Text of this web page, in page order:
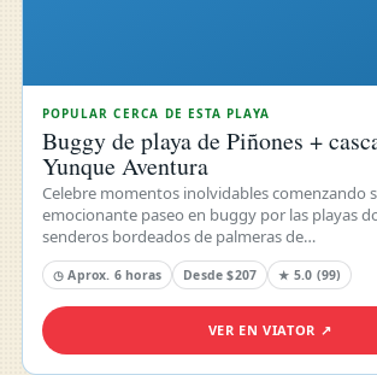
POPULAR CERCA DE ESTA PLAYA
Buggy de playa de Piñones +
Yunque Aventura
Celebre momentos inolvidables comenzando
emocionante paseo en buggy por las playas
senderos bordeados de palmeras de…
◷ Aprox. 6 horas Desde $207 ★ 5.0 (99)
VER EN VIATOR ↗